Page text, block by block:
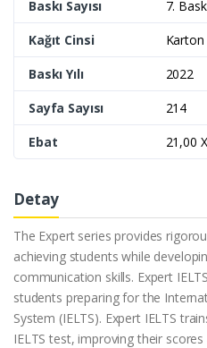
Baskı Sayısı
7.
Kağıt Cinsi
Baskı Yılı
2022
Sayfa Sayısı
214
Ebat
21,00
Detay
The Expert series provides
achieving students while
communication skills. Expert
students preparing for the
System (IELTS). Expert IELTS
IELTS test, improving their